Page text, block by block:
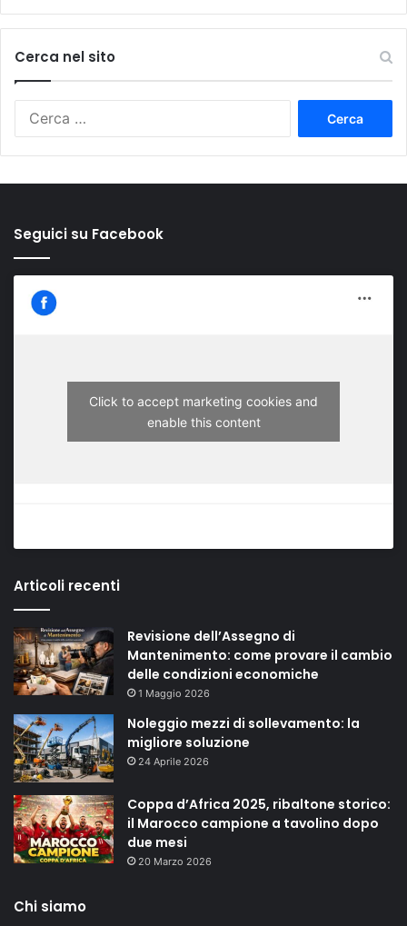
Cerca nel sito
Seguici su Facebook
Click to accept marketing cookies and
enable this content
Articoli recenti
Revisione dell’Assegno di
Mantenimento: come provare il cambio
delle condizioni economiche
1 Maggio 2026
Noleggio mezzi di sollevamento: la
migliore soluzione
24 Aprile 2026
Coppa d’Africa 2025, ribaltone storico:
il Marocco campione a tavolino dopo
due mesi
20 Marzo 2026
Chi siamo